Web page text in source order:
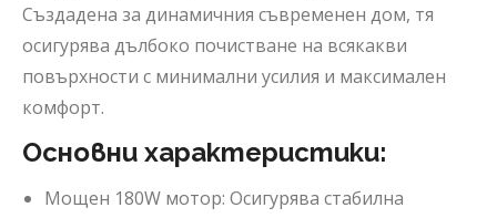
Създадена за динамичния съвременен дом, тя
осигурява дълбоко почистване на всякакви
повърхности с минимални усилия и максимален
комфорт.
Основни характеристики:
Мощен 180W мотор: Осигурява стабилна